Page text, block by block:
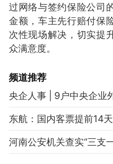
过网络与签约保险公司
金额，车主先行赔付保
次性现场解决，切实提
众满意度。
频道推荐
央企人事 | 9户中央企业
东航：国内客票提前14
河南公安机关查实“三支